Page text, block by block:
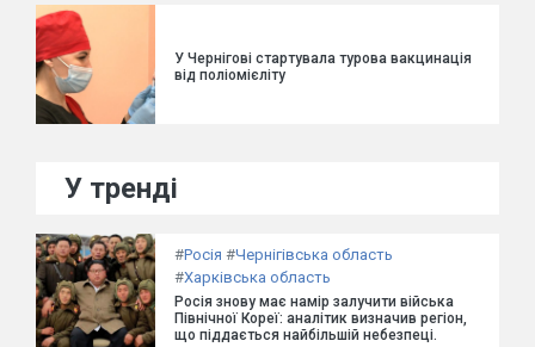
У Чернігові стартувала турова вакцинація
від поліомієліту
У тренді
#Росія #Чернігівська область
#Харківська область
Росія знову має намір залучити війська
Північної Кореї: аналітик визначив регіон,
що піддається найбільшій небезпеці.